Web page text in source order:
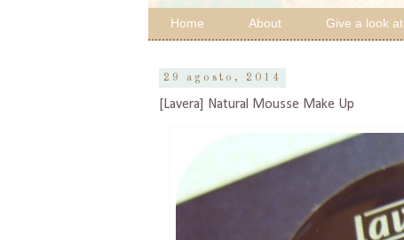
Home About Give a look at
29 agosto, 2014
[Lavera] Natural Mousse Make Up